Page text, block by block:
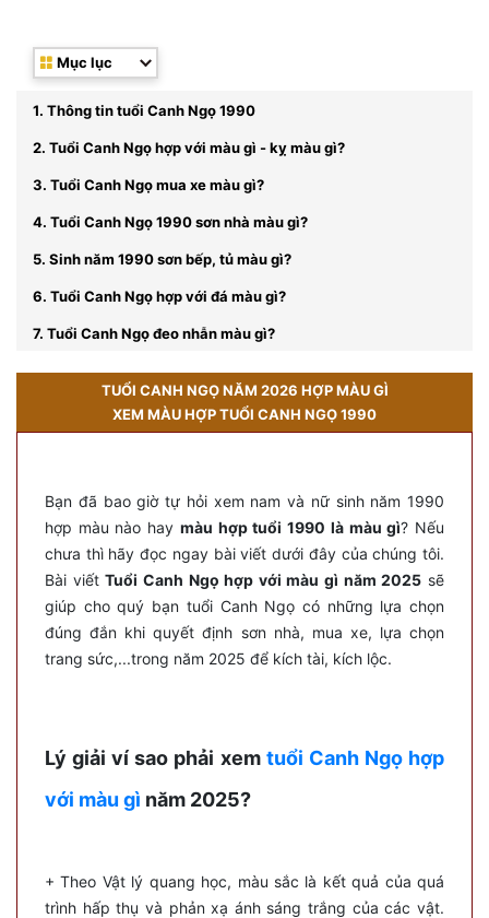
Mục lục
1. Thông tin tuổi Canh Ngọ 1990
2. Tuổi Canh Ngọ hợp với màu gì - kỵ màu gì?
3. Tuổi Canh Ngọ mua xe màu gì?
4. Tuổi Canh Ngọ 1990 sơn nhà màu gì?
5. Sinh năm 1990 sơn bếp, tủ màu gì?
6. Tuổi Canh Ngọ hợp với đá màu gì?
7. Tuổi Canh Ngọ đeo nhẫn màu gì?
TUỔI CANH NGỌ NĂM 2026 HỢP MÀU GÌ
XEM MÀU HỢP TUỔI CANH NGỌ 1990
Bạn đã bao giờ tự hỏi xem nam và nữ sinh năm 1990
hợp màu nào hay màu hợp tuổi 1990 là màu gì? Nếu
chưa thì hãy đọc ngay bài viết dưới đây của chúng tôi.
Bài viếtTuổi Canh Ngọ hợp với màu gì năm 2025 sẽ
giúp cho quý bạn tuổi Canh Ngọ có những lựa chọn
đúng đắn khi quyết định sơn nhà, mua xe, lựa chọn
trang sức,...trong năm 2025 để kích tài, kích lộc.
Lý giải ví sao phải xem tuổi Canh Ngọ hợp
với màu gì năm 2025?
+ Theo Vật lý quang học, màu sắc là kết quả của quá
trình hấp thụ và phản xạ ánh sáng trắng của các vật.